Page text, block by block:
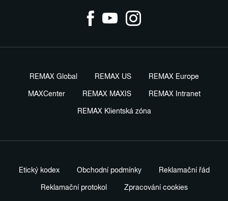
REMAX Global REMAX US REMAX Europe
MAXCenter REMAX MAXIS REMAX Intranet
REMAX Klientská zóna
Etický kodex Obchodní podmínky Reklamační řád
Reklamační protokol Zpracování cookies